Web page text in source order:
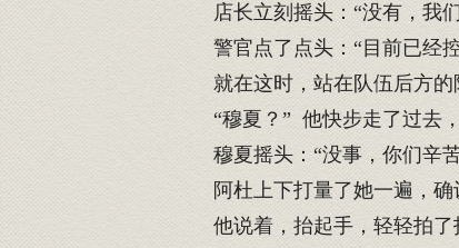
店长立刻摇头：“没有，我
警官点了点头：“目前已经
就在这时，站在队伍后方的
“穆夏？” 他快步走了过去
穆夏摇头：“没事，你们辛
阿杜上下打量了她一遍，确
他说着，抬起手，轻轻拍了